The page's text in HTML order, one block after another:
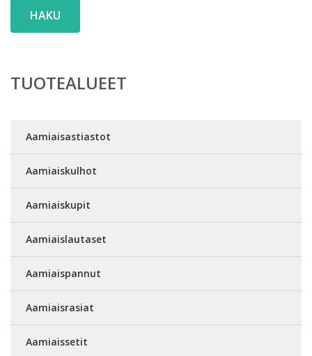
HAKU
TUOTEALUEET
Aamiaisastiastot
Aamiaiskulhot
Aamiaiskupit
Aamiaislautaset
Aamiaispannut
Aamiaisrasiat
Aamiaissetit